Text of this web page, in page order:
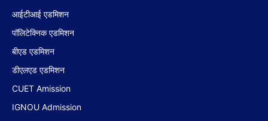
आईटीआई एडमिशन
पॉलिटेक्निक एडमिशन
बीएड एडमिशन
डीएलएड एडमिशन
CUET Amission
IGNOU Admission